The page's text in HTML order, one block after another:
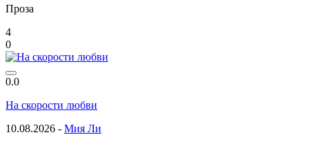
Проза
4
0
0.0
На скорости любви
10.08.2026 - Мия Ли